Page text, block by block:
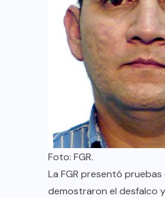
Foto: FGR.
La FGR presentó
demostraron el desfalco